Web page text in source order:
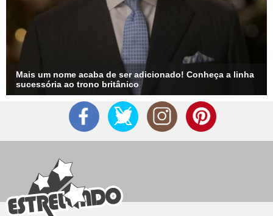
Mais um nome acaba de ser adicionado! Conheça a linha
sucessória ao trono britânico